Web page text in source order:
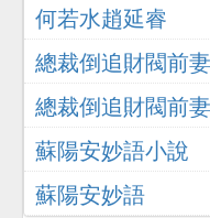
何若水趙延睿
總裁倒追財閥前
總裁倒追財閥前
蘇陽安妙語小說
蘇陽安妙語